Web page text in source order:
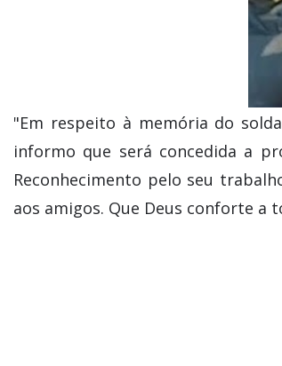
"Em respeito à memória do
informo que será concedida a
Reconhecimento pelo seu
aos amigos. Que Deus conforte a